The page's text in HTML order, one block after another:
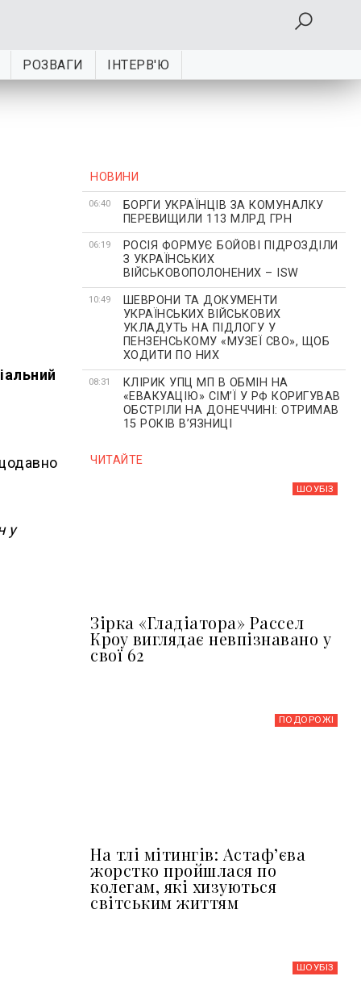
РОЗВАГИ ІНТЕРВ'Ю
у
НОВИНИ
06:40
БОРГИ УКРАЇНЦІВ ЗА КОМУНАЛКУ
ПЕРЕВИЩИЛИ 113 МЛРД ГРН
06:19
РОСІЯ ФОРМУЄ БОЙОВІ ПІДРОЗДІЛИ
З УКРАЇНСЬКИХ
ВІЙСЬКОВОПОЛОНЕНИХ – ISW
10:49
ШЕВРОНИ ТА ДОКУМЕНТИ
УКРАЇНСЬКИХ ВІЙСЬКОВИХ
УКЛАДУТЬ НА ПІДЛОГУ У
ПЕНЗЕНСЬКОМУ «МУЗЕЇ СВО», ЩОБ
ХОДИТИ ПО НИХ
08:31
КЛІРИК УПЦ МП В ОБМІН НА
«ЕВАКУАЦІЮ» СІМʼЇ У РФ КОРИГУВАВ
ОБСТРІЛИ НА ДОНЕЧЧИНІ: ОТРИМАВ
15 РОКІВ ВʼЯЗНИЦІ
ЧИТАЙТЕ
ШОУБIЗ
Зірка «Гладіатора» Рассел
Кроу виглядає невпізнавано у
свої 62
ПОДОРОЖІ
На тлі мітингів: Астафʼєва
жорстко пройшлася по
колегам, які хизуються
світським життям
ШОУБIЗ